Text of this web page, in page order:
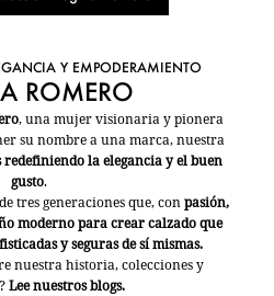
Y EMPODERAMIENTO
ROMERO
, una mujer visionaria y pionera
su nombre a una marca, nuestra
redefiniendo la elegancia y el buen
gusto.
tres generaciones que, conpasión,
moderno para crear calzado que
y seguras de sí mismas.
nuestra historia, colecciones y
Lee nuestros blogs.